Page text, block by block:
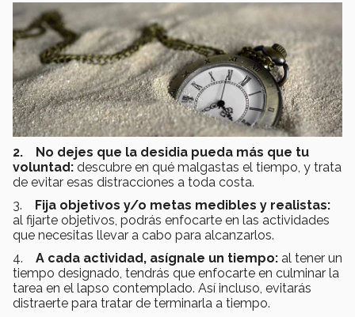
2. No dejes que la desidia pueda más que tu
voluntad: descubre en qué malgastas el tiempo, y trata
de evitar esas distracciones a toda costa.
3. Fija objetivos y/o metas medibles y realistas:
al fijarte objetivos, podrás enfocarte en las actividades
que necesitas llevar a cabo para alcanzarlos.
4. A cada actividad, asígnale un tiempo: al tener un
tiempo designado, tendrás que enfocarte en culminar la
tarea en el lapso contemplado. Así incluso, evitarás
distraerte para tratar de terminarla a tiempo.